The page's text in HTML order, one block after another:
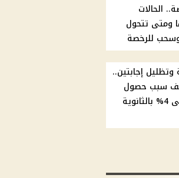
الحالات
ومتى تتحول
للرخصة
إجابتين..
سبب حصول
ريم محمد على 4% بالثانوية